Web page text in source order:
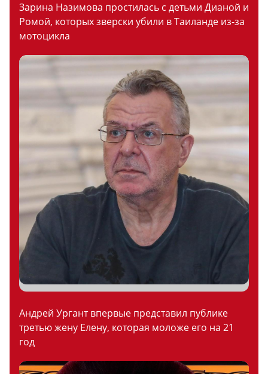
Зарина Назимова простилась с детьми Дианой и
Ромой, которых зверски убили в Таиланде из-за
мотоцикла
Андрей Ургант впервые представил публике
третью жену Елену, которая моложе его на 21
год